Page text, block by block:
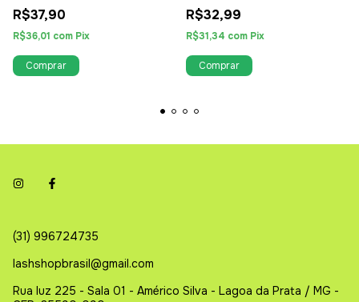
R$37,90
R$36,01 com Pix
R$32,99
R$31,34 com Pix
(31) 996724735
lashshopbrasil@gmail.com
Rua luz 225 - Sala 01 - Américo Silva - Lagoa da Prata / MG -